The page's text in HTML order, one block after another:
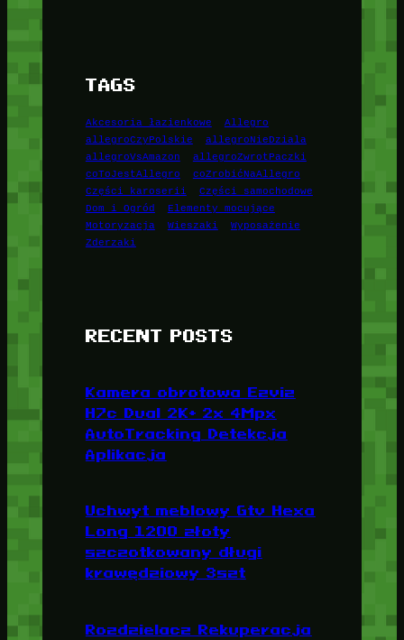
TAGS
Akcesoria łazienkowe
Allegro
allegroCzyPolskie
allegroNieDziala
allegroVsAmazon
allegroZwrotPaczki
coToJestAllegro
coZrobićNaAllegro
Części karoserii
Części samochodowe
Dom i Ogród
Elementy mocujące
Motoryzacja
Wieszaki
Wyposażenie
Zderzaki
RECENT POSTS
Kamera obrotowa Ezviz
H7c Dual 2K+ 2x 4Mpx
AutoTracking Detekcja
Aplikacja
Uchwyt meblowy Gtv Hexa
Long 1200 złoty
szczotkowany długi
krawędziowy 3szt
Rozdzielacz Rekuperacja